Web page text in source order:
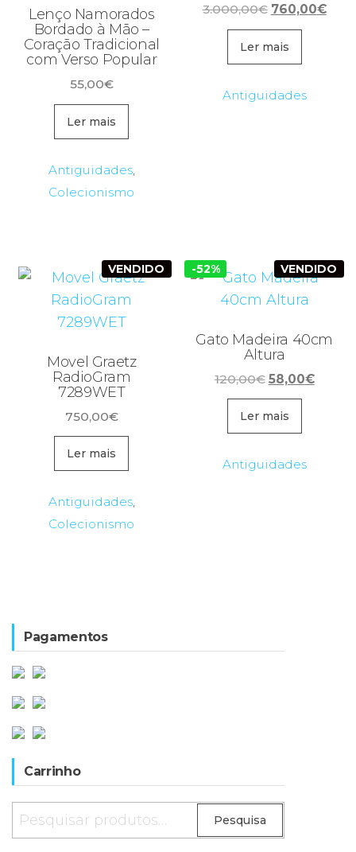
Lenço Namorados
Bordado à Mão –
Coração Tradicional
com Verso Popular
55,00€
Ler mais
Antiguidades,
Colecionismo
3.000,00€ O
preço
original
era:
760,00€O
Ler mais
Antiguidades
VENDIDO
Movel Graetz
RadioGram
7289WET
750,00€
Ler mais
Antiguidades,
Colecionismo
-52% VENDIDO
Gato Madeira 40cm
Altura
120,00€ O
preço
original
era:
58,00€O
Ler mais
Antiguidades
Pagamentos
Carrinho
Pesquisar
por:
Pesquisa